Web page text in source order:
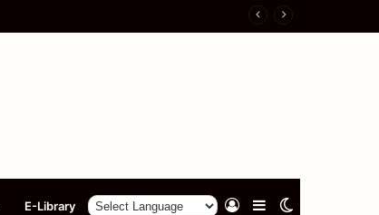
E-Library Sidebar
Log